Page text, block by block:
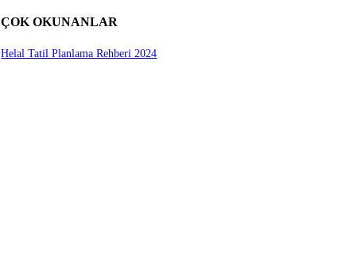
ÇOK OKUNANLAR
Helal Tatil Planlama Rehberi 2024